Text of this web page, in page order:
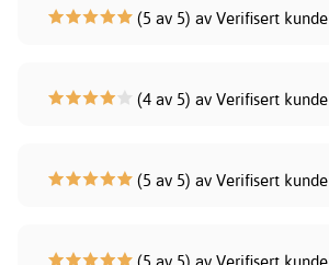
(5 av 5) av Verifisert kunde
(4 av 5) av Verifisert kunde
(5 av 5) av Verifisert kunde